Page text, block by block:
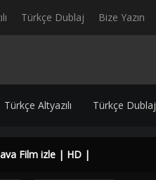
Türkçe Dublaj Bize Yazın
Türkçe Altyazılı Türkçe Dublaj
Film izle | HD |